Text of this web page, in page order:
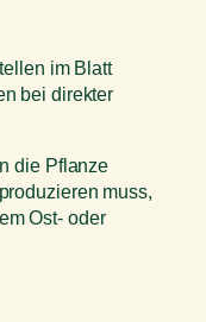
im Blatt
bei direkter
die Pflanze
muss,
Ost- oder